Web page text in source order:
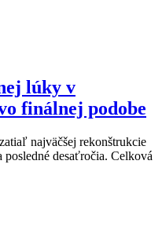
lúky v
finálnej podobe
najväčšej rekonštrukcie
posledné desaťročia. Celková